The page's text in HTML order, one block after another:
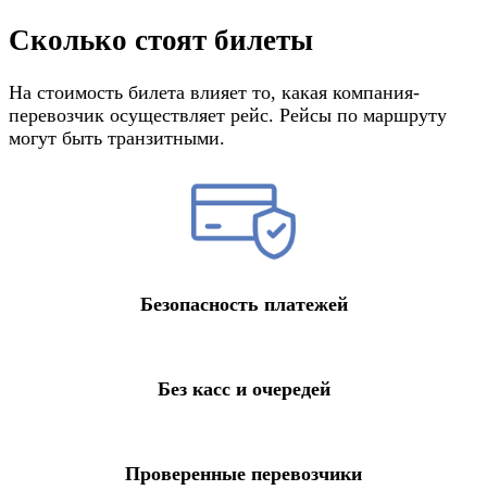
Сколько стоят билеты
На стоимость билета влияет то, какая компания-
перевозчик осуществляет рейс. Рейсы по маршруту
могут быть транзитными.
Безопасность платежей
Без касс и очередей
Проверенные перевозчики